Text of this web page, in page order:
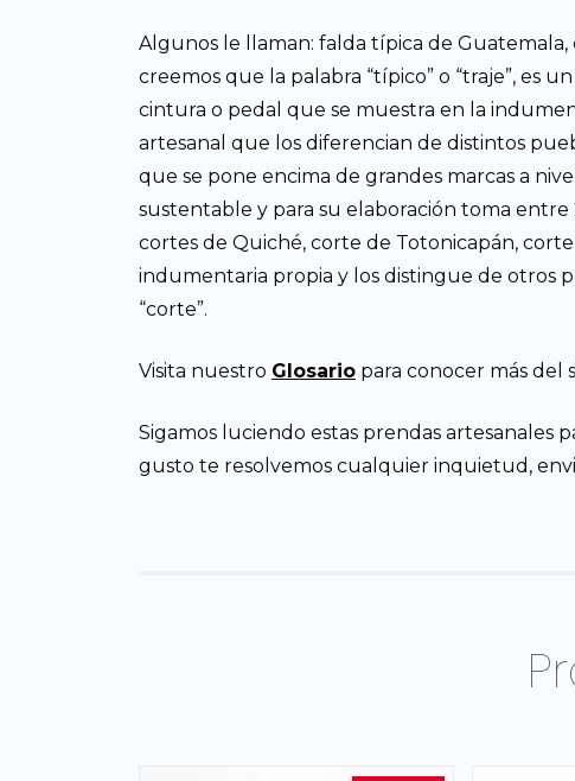
Algunos le llaman: falda típica de
creemos que la palabra “típico” o “traje”, es
cintura o pedal que se muestra en la
artesanal que los diferencian de distintos
que se pone encima de grandes marcas a
sustentable y para su elaboración toma entre
cortes de Quiché, corte de Totonicapán,
indumentaria propia y los distingue de otros
“corte”.
Visita nuestro Glosario para conocer más del
Sigamos luciendo estas prendas artesanales
gusto te resolvemos cualquier inquietud,